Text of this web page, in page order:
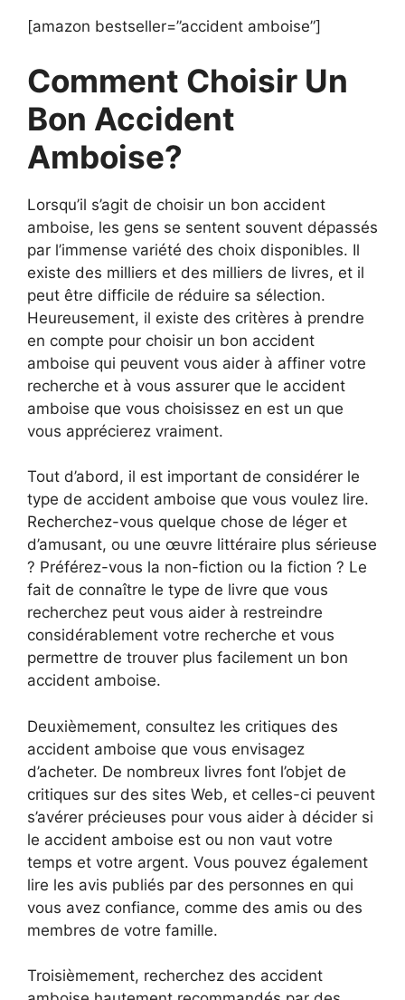
[amazon bestseller=”accident amboise”]
Comment Choisir Un
Bon Accident
Amboise?
Lorsqu’il s’agit de choisir un bon accident
amboise, les gens se sentent souvent dépassés
par l’immense variété des choix disponibles. Il
existe des milliers et des milliers de livres, et il
peut être difficile de réduire sa sélection.
Heureusement, il existe des critères à prendre
en compte pour choisir un bon accident
amboise qui peuvent vous aider à affiner votre
recherche et à vous assurer que le accident
amboise que vous choisissez en est un que
vous apprécierez vraiment.
Tout d’abord, il est important de considérer le
type de accident amboise que vous voulez lire.
Recherchez-vous quelque chose de léger et
d’amusant, ou une œuvre littéraire plus sérieuse
? Préférez-vous la non-fiction ou la fiction ? Le
fait de connaître le type de livre que vous
recherchez peut vous aider à restreindre
considérablement votre recherche et vous
permettre de trouver plus facilement un bon
accident amboise.
Deuxièmement, consultez les critiques des
accident amboise que vous envisagez
d’acheter. De nombreux livres font l’objet de
critiques sur des sites Web, et celles-ci peuvent
s’avérer précieuses pour vous aider à décider si
le accident amboise est ou non vaut votre
temps et votre argent. Vous pouvez également
lire les avis publiés par des personnes en qui
vous avez confiance, comme des amis ou des
membres de votre famille.
Troisièmement, recherchez des accident